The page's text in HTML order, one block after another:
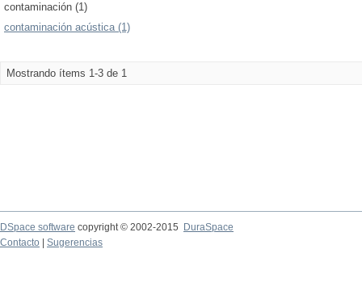
contaminación (1)
contaminación acústica (1)
Mostrando ítems 1-3 de 1
DSpace software copyright © 2002-2015
DuraSpace
Contacto
Sugerencias